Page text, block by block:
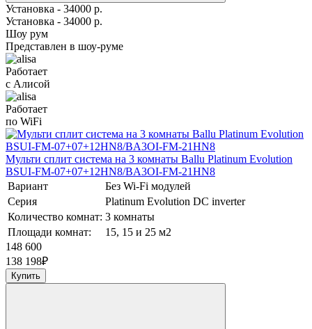
Установка - 34000 р.
Установка - 34000 р.
Шоу рум
Представлен в шоу-руме
Работает
с Алисой
Работает
по WiFi
Мульти сплит система на 3 комнаты Ballu Platinum Evolution
BSUI-FM-07+07+12HN8/BA3OI-FM-21HN8
Вариант
Без Wi-Fi модулей
Серия
Platinum Evolution DC inverter
Количество комнат: 3 комнаты
Площади комнат:
15, 15 и 25 м2
148 600
138 198₽
Купить